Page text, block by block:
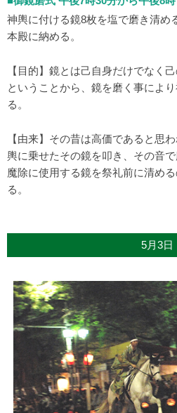
神輿に付ける鏡8枚を塩で磨き清め
本殿に納める。
【目的】鏡とは己自身だけでなく
ということから、鏡を磨く事によ
る。
【由来】その昔は高価であると思
輿に乗せたその鏡を叩き、その音
魔除に使用する鏡を祭礼前に清め
る。
5月3日